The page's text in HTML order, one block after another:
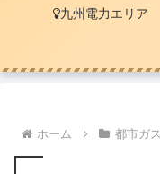
九州電力エリア
ホーム 都市ガ